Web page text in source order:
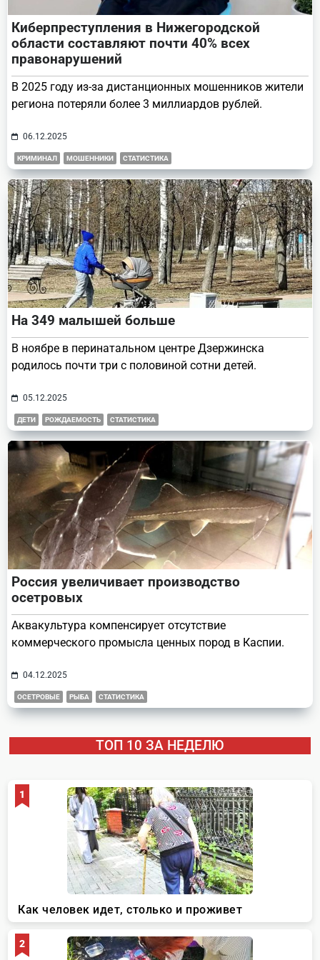
Киберпреступления в Нижегородской
области составляют почти 40% всех
правонарушений
В 2025 году из-за дистанционных мошенников жители
региона потеряли более 3 миллиардов рублей.
06.12.2025
КРИМИНАЛ МОШЕННИКИ СТАТИСТИКА
На 349 малышей больше
В ноябре в перинатальном центре Дзержинска
родилось почти три с половиной сотни детей.
05.12.2025
ДЕТИ РОЖДАЕМОСТЬ СТАТИСТИКА
Россия увеличивает производство
осетровых
Аквакультура компенсирует отсутствие
коммерческого промысла ценных пород в Каспии.
04.12.2025
ОСЕТРОВЫЕ РЫБА СТАТИСТИКА
ТОП 10 ЗА НЕДЕЛЮ